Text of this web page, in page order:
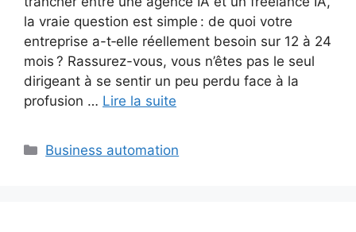
la vraie question est simple : de quoi votre
entreprise a-t‑elle réellement besoin sur 12 à 24
mois ? Rassurez-vous, vous n’êtes pas le seul
dirigeant à se sentir un peu perdu face à la
profusion … Lire la suite
Catégories
Business automation